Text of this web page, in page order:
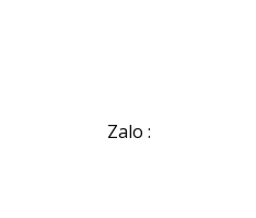
Zalo :